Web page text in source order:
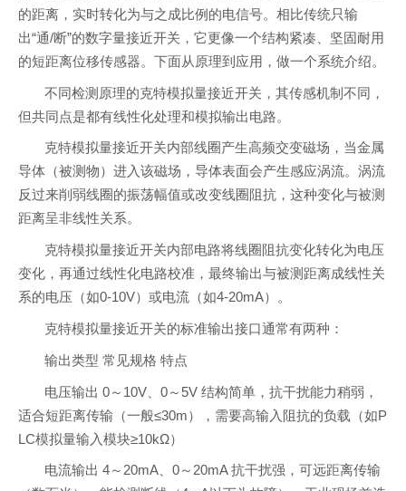
的距离，实时转化为与之成比例的电信号。相比传统只输
出“通/断”的数字量接近开关，它更像一个结构紧凑、坚固耐用
的短距离位移传感器。下面从原理到应用，做一个系统介绍。
不同检测原理的克特模拟量接近开关，其传感机制不同，
但共同点是都有线性化处理和模拟输出电路。
克特模拟量接近开关内部线圈产生高频交变磁场，当金属
导体（被测物）进入该磁场，导体表面会产生感应涡流。涡流
反过来削弱线圈的振荡幅值或改变线圈阻抗，这种变化与被测
距离呈非线性关系。
克特模拟量接近开关内部电路将线圈阻抗变化转化为电压
变化，再通过线性化电路校准，最终输出与被测距离成线性关
系的电压（如0-10V）或电流（如4-20mA）。
克特模拟量接近开关的标准输出接口通常有两种：
输出类型 常见规格 特点
电压输出 0～10V、0～5V 结构简单，抗干扰能力稍弱，
适合短距离传输（一般≤30m），需要高输入阻抗的负载（如P
LC模拟量输入模块≥10kΩ）
电流输出 4～20mA、0～20mA 抗干扰强，可远距离传输